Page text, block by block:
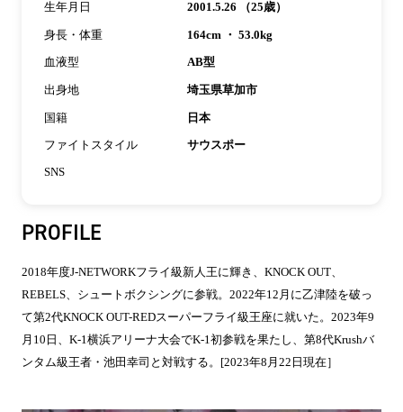
生年月日 2001.5.26 （25歳）
身長・体重 164cm ・ 53.0kg
血液型 AB型
出身地 埼玉県草加市
国籍 日本
ファイトスタイル サウスポー
SNS
PROFILE
2018年度J-NETWORKフライ級新人王に輝き、KNOCK OUT、
REBELS、シュートボクシングに参戦。2022年12月に乙津陸を破っ
て第2代KNOCK OUT-REDスーパーフライ級王座に就いた。2023年9
月10日、K-1横浜アリーナ大会でK-1初参戦を果たし、第8代Krushバ
ンタム級王者・池田幸司と対戦する。[2023年8月22日現在］